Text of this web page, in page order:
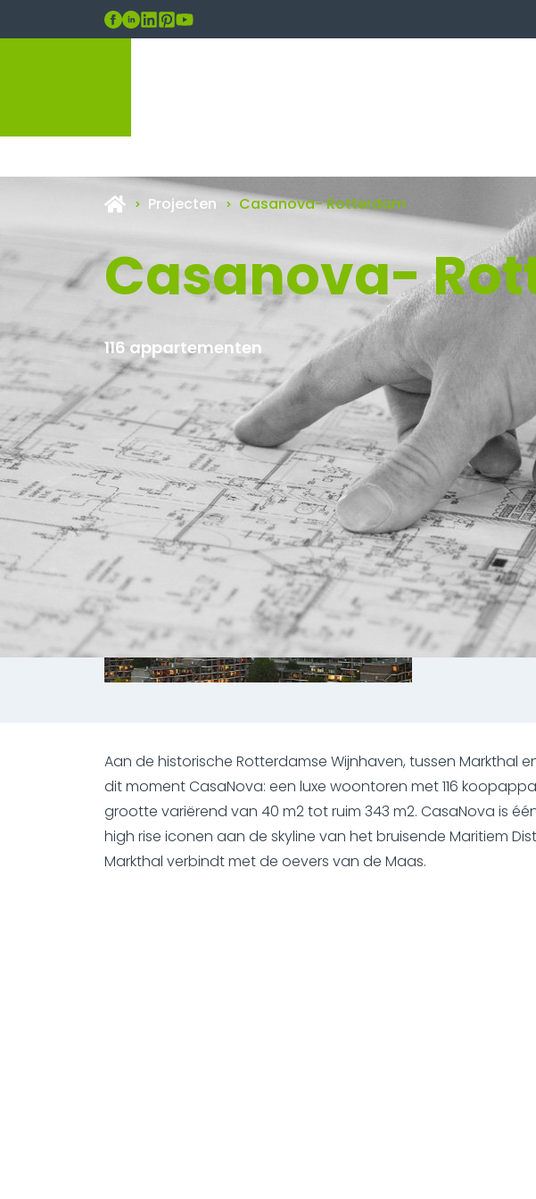
Projecten Casanova- Rotterdam
Casanova-
116 appartementen
Aan de historische Rotterdamse Wijnhaven, tussen Markthal
dit moment CasaNova: een luxe woontoren met 116
grootte variërend van 40 m2 tot ruim 343 m2. CasaNova is
high rise iconen aan de skyline van het bruisende Maritiem
Markthal verbindt met de oevers van de Maas.